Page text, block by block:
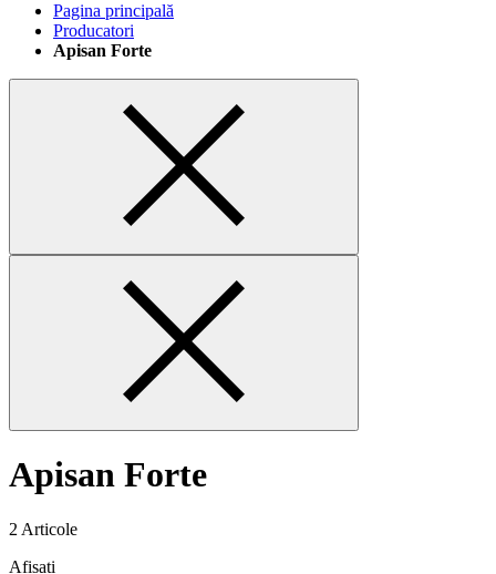
Pagina principală
Producatori
Apisan Forte
Apisan Forte
2 Articole
Afișați